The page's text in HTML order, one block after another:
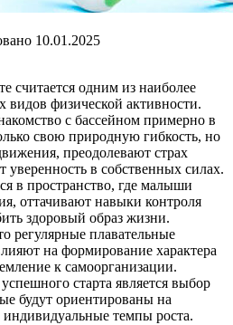
10.01.2025
считается одним из наиболее
видов физической активности.
с бассейном примерно в
свою природную гибкость, но
преодолевают страх
уверенность в собственных силах.
в пространство, где малыши
оттачивают навыки контроля
здоровый образ жизни.
регулярные плавательные
на формирование характера
к самоорганизации.
старта является выбор
будут ориентированы на
индивидуальные темпы роста.